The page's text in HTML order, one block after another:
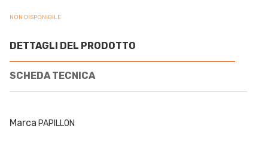
NON DISPONIBILE
DETTAGLI DEL PRODOTTO
SCHEDA TECNICA
Marca PAPILLON